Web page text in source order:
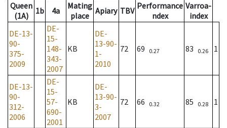
Queen
(1A)
1b 4a
Mating
place Apiary TBV Performance
ndex
Varroa-
index
DE-13-
90-
375-
2009
DE-
15-
148-
343-
2007
KB
DE-
13-90-
1-
2010
72 69 0.27 83 0.26 1
DE-13-
90-
312-
2006
DE-
15-
57-
690-
2001
KB
DE-
13-90-
3-
2007
72 66 0.32 85 0.28 1